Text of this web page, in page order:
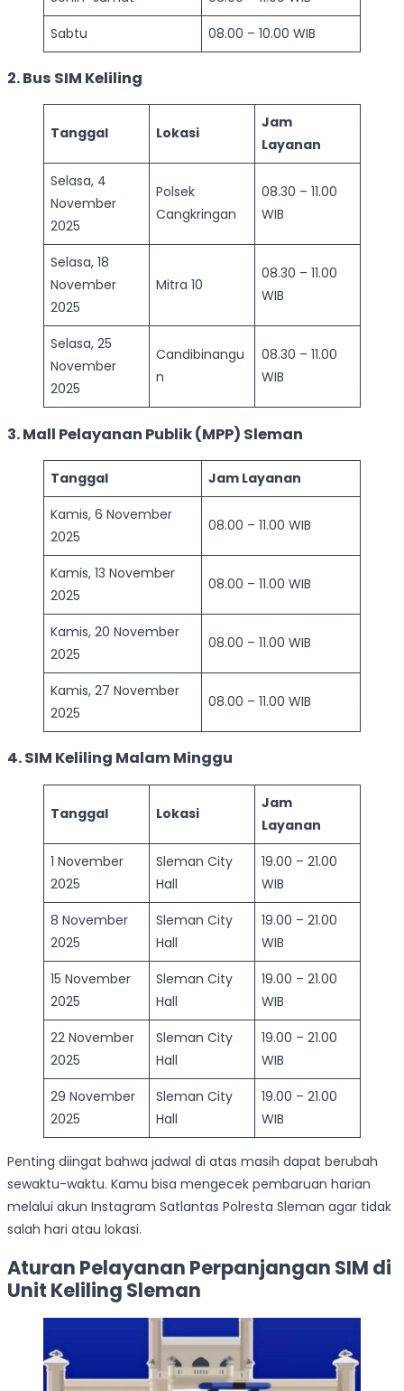
Sabtu
08.00 – 10.00 WIB
2. Bus SIM Keliling
Tanggal Lokasi
Jam
Layanan
Selasa, 4
November
2025
Polsek
Cangkringan
08.30 – 11.00
WIB
Selasa, 18
November
2025
Mitra 10
08.30 – 11.00
WIB
Selasa, 25
November
2025
Candibinangu
n
08.30 – 11.00
WIB
3. Mall Pelayanan Publik (MPP) Sleman
Tanggal
Jam Layanan
Kamis, 6 November
2025
08.00 – 11.00 WIB
Kamis, 13 November
2025
08.00 – 11.00 WIB
Kamis, 20 November
2025
08.00 – 11.00 WIB
Kamis, 27 November
2025
08.00 – 11.00 WIB
4. SIM Keliling Malam Minggu
Tanggal Lokasi
Jam
Layanan
1 November
2025
Sleman City
Hall
19.00 – 21.00
WIB
8 November
2025
Sleman City
Hall
19.00 – 21.00
WIB
15 November
2025
Sleman City
Hall
19.00 – 21.00
WIB
22 November
2025
Sleman City
Hall
19.00 – 21.00
WIB
29 November
2025
Sleman City
Hall
19.00 – 21.00
WIB
Penting diingat bahwa jadwal di atas masih dapat berubah
sewaktu-waktu. Kamu bisa mengecek pembaruan harian
melalui akun Instagram Satlantas Polresta Sleman agar tidak
salah hari atau lokasi.
Aturan Pelayanan Perpanjangan SIM di
Unit Keliling Sleman